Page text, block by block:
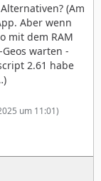
(Am
Aber wenn
mit dem RAM
warten -
2.61 habe
um 11:01)